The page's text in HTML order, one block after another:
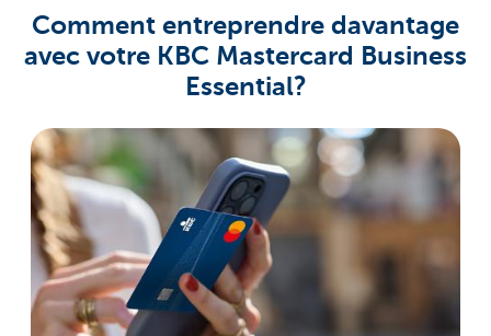
Comment entreprendre davantage
avec votre KBC Mastercard Business
Essential?